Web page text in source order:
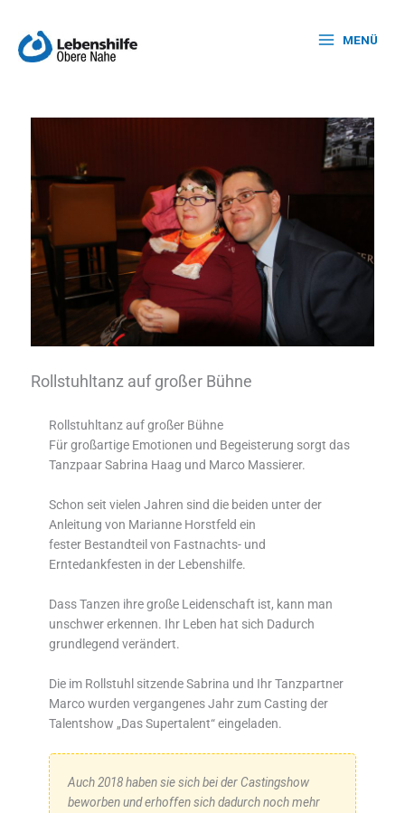
springen
MENÜ
Rollstuhltanz auf großer Bühne
Rollstuhltanz auf großer Bühne
Für großartige Emotionen und Begeisterung sorgt das
Tanzpaar Sabrina Haag und Marco Massierer.
Schon seit vielen Jahren sind die beiden unter der
Anleitung von Marianne Horstfeld ein
fester Bestandteil von Fastnachts- und
Erntedankfesten in der Lebenshilfe.
Dass Tanzen ihre große Leidenschaft ist, kann man
unschwer erkennen. Ihr Leben hat sich Dadurch
grundlegend verändert.
Die im Rollstuhl sitzende Sabrina und Ihr Tanzpartner
Marco wurden vergangenes Jahr zum Casting der
Talentshow „Das Supertalent“ eingeladen.
Auch 2018 haben sie sich bei der Castingshow
beworben und erhoffen sich dadurch noch mehr